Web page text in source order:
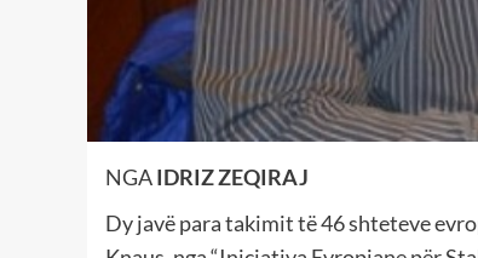
NGAIDRIZ ZEQIRAJ
Dy javë para takimit të 46 shteteve